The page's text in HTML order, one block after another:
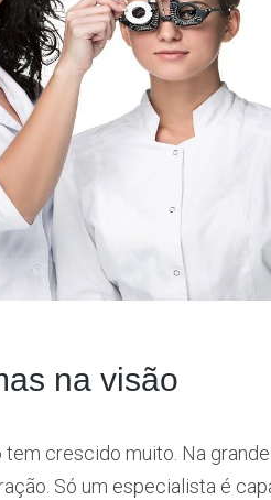
na visão
crescido muito. Na
Só um especialista é